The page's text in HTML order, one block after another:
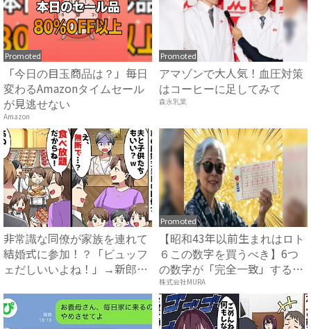
Promoted
「今日の目玉商品は？」毎日
変わるAmazonタイムセール
が見逃せない
Amazon
Promoted
アマゾンで大人気！血圧対策
はコーヒーに足してみて
森永乳業
非常識な同僚が家族を連れて
結婚式に参加！？「ビュッフ
ェだしいいよね！」→新郎が
Promoted
【昭和43年以前生まれはロト
６この数字を買うべき】6つ
の数字が「完全一致」する
方...
株式会社MURA